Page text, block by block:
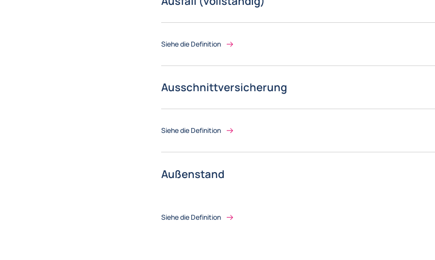
Siehe die Definition
Ausschnittversicherung
Siehe die Definition
Außenstand
Siehe die Definition